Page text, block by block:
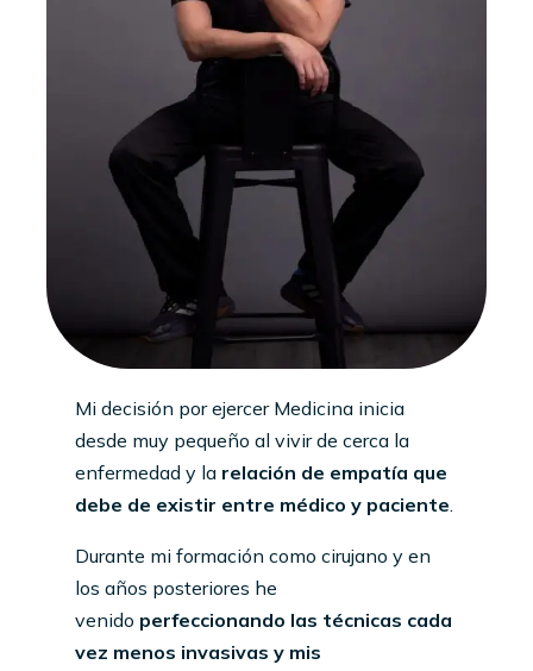
Mi decisión por ejercer Medicina inicia
desde muy pequeño al vivir de cerca la
enfermedad y la relación de empatía que
debe de existir entre médico y paciente.
Durante mi formación como cirujano y en
los años posteriores he
venido perfeccionando las técnicas cada
vez menos invasivas y mis